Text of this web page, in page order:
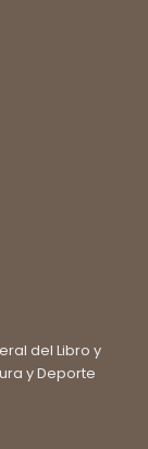
del Libro y
y Deporte